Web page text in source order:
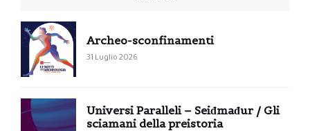
Archeo-sconfinamenti
31 Luglio 2026
Universi Paralleli – Seiđmađur / Gli
sciamani della preistoria